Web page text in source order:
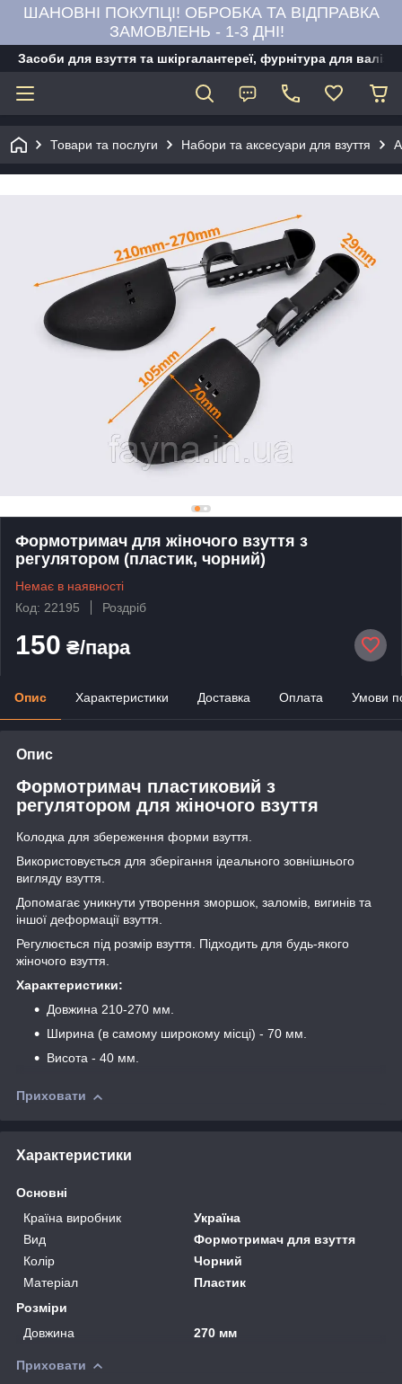
ШАНОВНІ ПОКУПЦІ! ОБРОБКА ТА ВІДПРАВКА
ЗАМОВЛЕНЬ - 1-3 ДНІ!
Засоби для взуття та шкіргалантереї, фурнітура для
Товари та послуги Набори та аксесуари для взуття
Формотримач для жіночого взуття з
регулятором (пластик, чорний)
Немає в наявності
Код: 22195
Роздріб
150 ₴/пара
Опис Характеристики Доставка Оплата Умови
Опис
Формотримач пластиковий з
регулятором для жіночого взуття
Колодка для збереження форми взуття.
Використовується для зберігання ідеального зовнішнього
вигляду взуття.
Допомагає уникнути утворення зморшок, заломів, вигинів та
іншої деформації взуття.
Регулюється під розмір взуття. Підходить для будь-якого
жіночого взуття.
Характеристики:
Довжина 210-270 мм.
Ширина (в самому широкому місці) - 70 мм.
Висота - 40 мм.
Приховати
Характеристики
Основні
Країна виробник
Україна
Вид
Формотримач для взуття
Колір
Чорний
Матеріал
Пластик
Розміри
Довжина
270 мм
Приховати